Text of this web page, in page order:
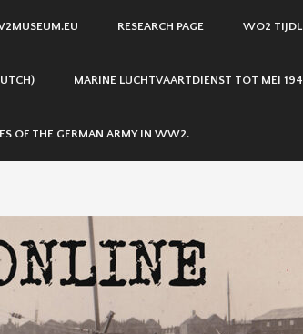
RESEARCH PAGE WO2
MARINE LUCHTVAARTDIENST TOT MEI
OF THE GERMAN ARMY IN WW2.